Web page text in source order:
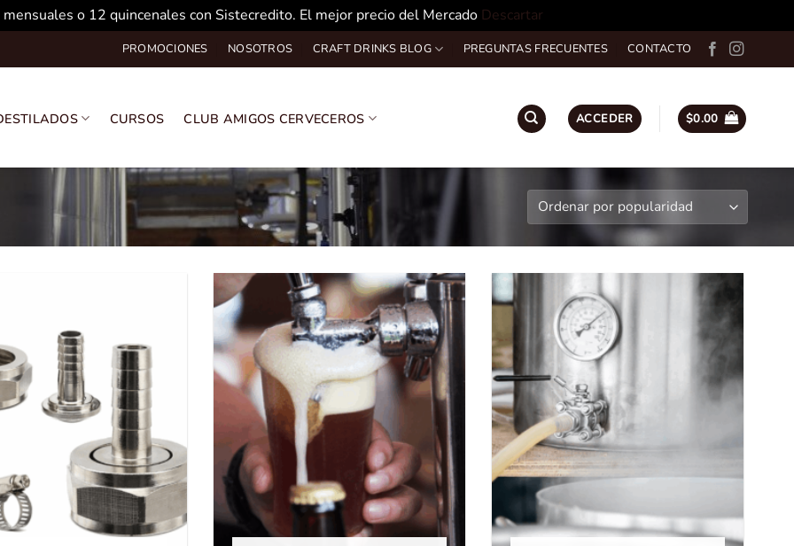
mensuales o 12 quincenales con Sistecredito. El mejor precio del Mercado Descartar
PROMOCIONES NOSOTROS CRAFT DRINKS BLOG PREGUNTAS FRECUENTES CONTACTO
CURSOS CLUB AMIGOS CERVECEROS ACCEDER $0.00